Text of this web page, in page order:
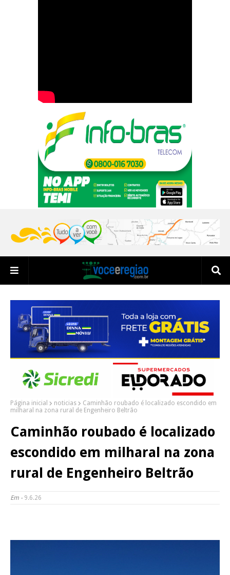
Página inicial noticias
Caminhão roubado é localizado escondido em
milharal na zona rural de Engenheiro Beltrão
Caminhão roubado é localizado
escondido em milharal na zona
rural de Engenheiro Beltrão
Em - 9.6.26